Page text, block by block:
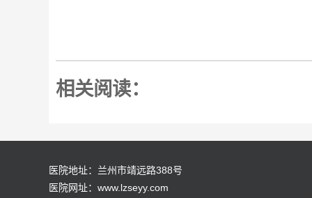
相关阅读：
医院地址：兰州市靖远路388号
医院网址：www.lzseyy.com